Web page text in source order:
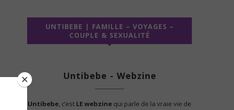
UNTIBEBE | FAMILLE – VOYAGES –
COUPLE & SEXUALITÉ
Untibebe - Webzine
Untibebe, c’est LE webzine qui parle de la vraie vie de